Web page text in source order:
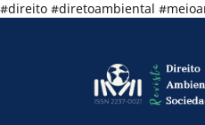
#direito #diretoambiental